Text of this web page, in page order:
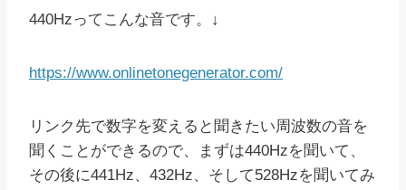
440Hzってこんな音です。↓
https://www.onlinetonegenerator.com/
リンク先で数字を変えると聞きたい周波数の音を
聞くことができるので、まずは440Hzを聞いて、
その後に441Hz、432Hz、そして528Hzを聞いてみ